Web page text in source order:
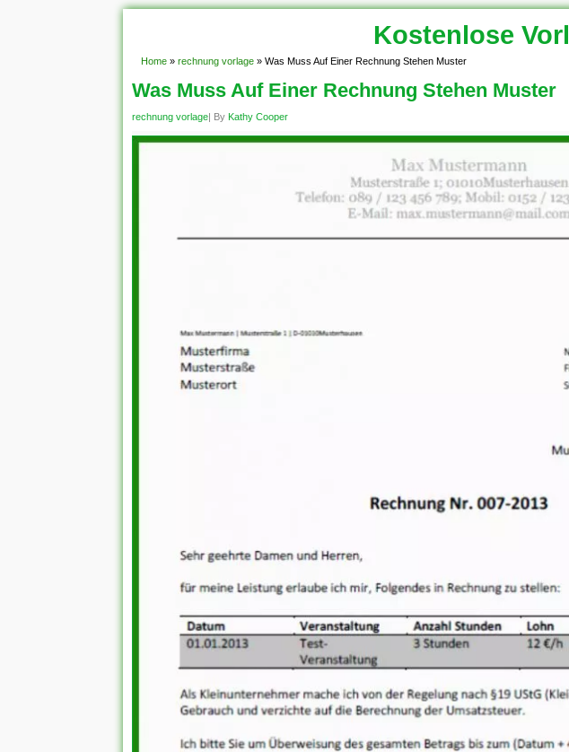
Kostenlose
Home » rechnung vorlage » Was Muss Auf Einer Rechnung Stehen Muster
Was Muss Auf Einer Rechnung Stehen Muster
rechnung vorlage| By Kathy Cooper